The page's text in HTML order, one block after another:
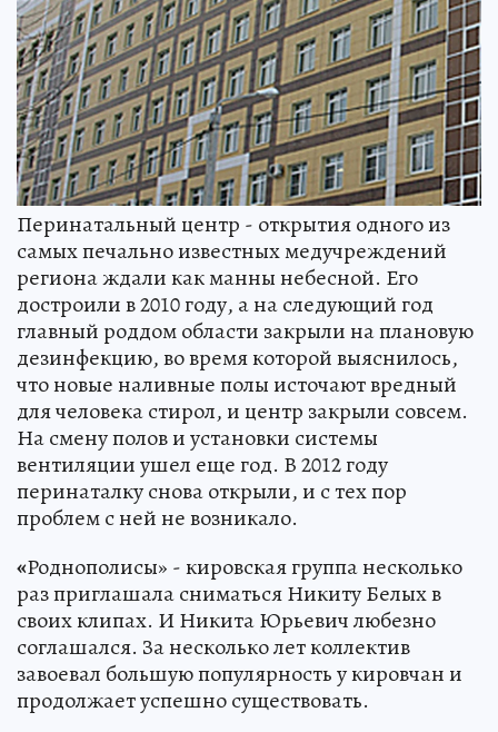
Перинатальный центр - открытия одного из
самых печально известных медучреждений
региона ждали как манны небесной. Его
достроили в 2010 году, а на следующий год
главный роддом области закрыли на плановую
дезинфекцию, во время которой выяснилось,
что новые наливные полы источают вредный
для человека стирол, и центр закрыли совсем.
На смену полов и установки системы
вентиляции ушел еще год. В 2012 году
перинаталку снова открыли, и с тех пор
проблем с ней не возникало.
«Роднополисы» - кировская группа несколько
раз приглашала сниматься Никиту Белых в
своих клипах. И Никита Юрьевич любезно
соглашался. За несколько лет коллектив
завоевал большую популярность у кировчан и
продолжает успешно существовать.